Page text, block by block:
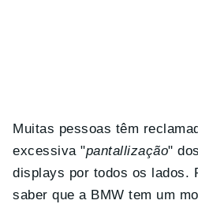
Muitas pessoas têm
excessiva "pantallização"
displays por todos os lados.
saber que a BMW tem um